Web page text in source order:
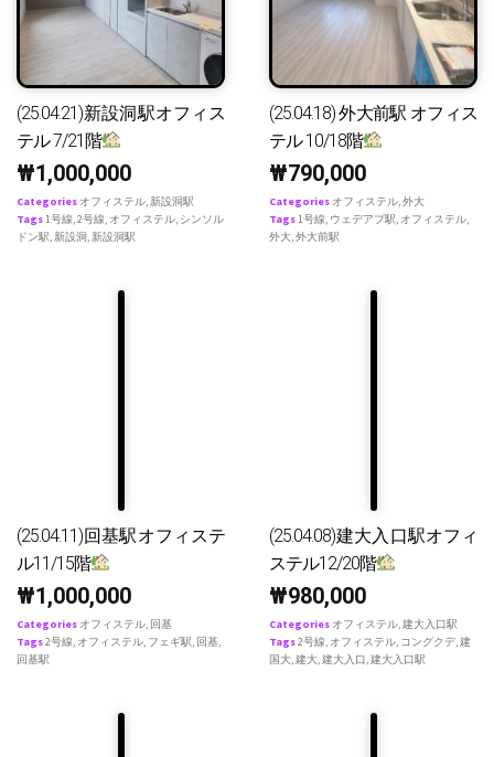
(25.04.21)新設洞駅オフィス
テル 7/21階
₩1,000,000
Categories オフィステル,新設洞駅
Tags1号線,2号線, オフィステル, シンソル
ドン駅,新設洞,新設洞駅
(25.04.18) 外大前駅 オフィス
テル 10/18階
₩790,000
Categories オフィステル,外大
Tags1号線, ウェデアプ駅, オフィステル,
外大,外大前駅
(25.04.11)回基駅オフィステ
ル11/15階
₩1,000,000
Categories オフィステル, 回基
Tags2号線, オフィステル, フェギ駅, 回基,
回基駅
(25.04.08)建大入口駅オフィ
ステル12/20階
₩980,000
Categories オフィステル,建大入口駅
Tags2号線, オフィステル, コングクデ,建
国大,建大,建大入口,建大入口駅